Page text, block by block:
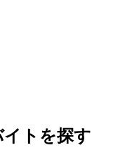
イトを探す